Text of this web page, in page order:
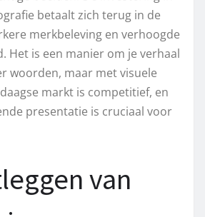
betaalt zich terug in de
merkbeleving en verhoogde
Het is een manier om je verhaal
woorden, maar met visuele
markt is competitief, en
presentatie is cruciaal voor
van